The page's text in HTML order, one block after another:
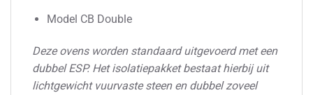
Model CB Double
Deze ovens worden standaard uitgevoerd met een
dubbel ESP. Het isolatiepakket bestaat hierbij uit
lichtgewicht vuurvaste steen en dubbel zoveel